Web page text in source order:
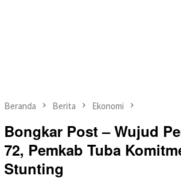
Beranda Berita Ekonomi
Bongkar Post – Wujud
72, Pemkab Tuba
Stunting